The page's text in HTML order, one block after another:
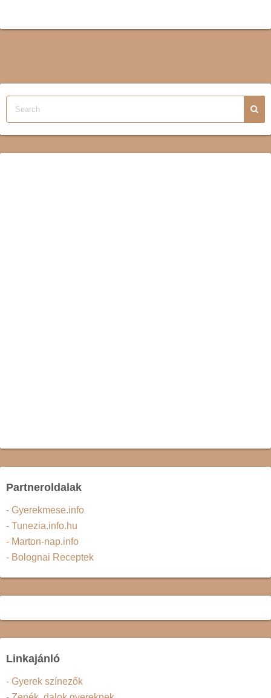
Partneroldalak
- Gyerekmese.info
- Tunezia.info.hu
- Marton-nap.info
- Bolognai Receptek
Linkajánló
- Gyerek színezők